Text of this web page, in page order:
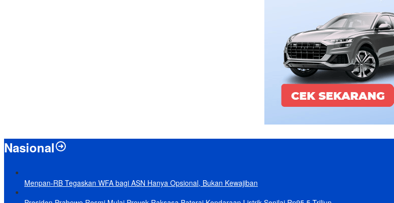
Nasional
Menpan-RB Tegaskan WFA bagi ASN Hanya Opsional, Bukan Kewajiban